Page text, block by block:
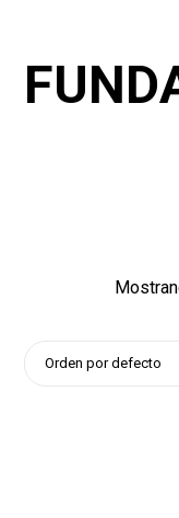
Orden por defecto